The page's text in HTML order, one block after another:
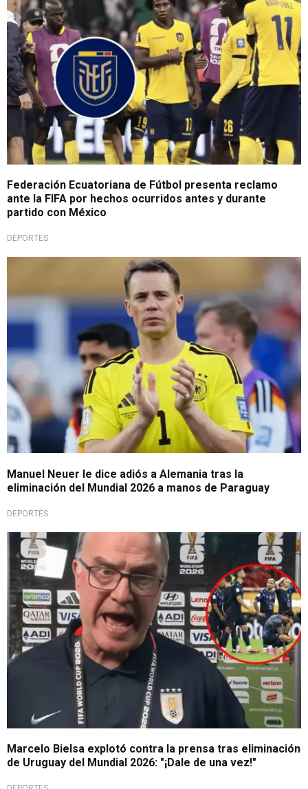
Federación Ecuatoriana de Fútbol presenta reclamo
ante la FIFA por hechos ocurridos antes y durante
partido con México
DEPORTES
Manuel Neuer le dice adiós a Alemania tras la
eliminación del Mundial 2026 a manos de Paraguay
DEPORTES
Perdió los papeles
Marcelo Bielsa explotó contra la prensa tras eliminación
de Uruguay del Mundial 2026: "¡Dale de una vez!"